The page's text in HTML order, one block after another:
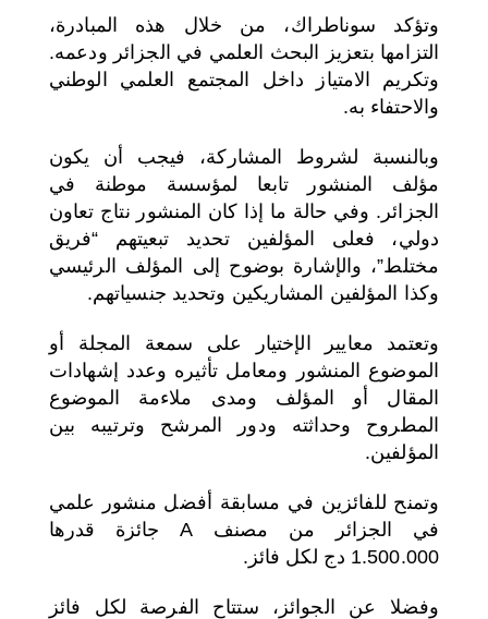
وتؤكد سوناطراك، من خلال هذه المبادرة،
التزامها بتعزيز البحث العلمي في الجزائر ودعمه.
وتكريم الامتياز داخل المجتمع العلمي الوطني
والاحتفاء به.
وبالنسبة لشروط المشاركة، فيجب أن يكون
مؤلف المنشور تابعا لمؤسسة موطنة في
الجزائر. وفي حالة ما إذا كان المنشور نتاج تعاون
دولي، فعلى المؤلفين تحديد تبعيتهم “فريق
مختلط”، والإشارة بوضوح إلى المؤلف الرئيسي
وكذا المؤلفين المشاريكين وتحديد جنسياتهم.
وتعتمد معايير الإختيار على سمعة المجلة أو
الموضوع المنشور ومعامل تأثيره وعدد إشهادات
المقال أو المؤلف ومدى ملاءمة الموضوع
المطروح وحداثته ودور المرشح وترتيبه بين
المؤلفين.
وتمنح للفائزين في مسابقة أفضل منشور علمي
في الجزائر من مصنف A جائزة قدرها
1.500.000 دج لكل فائز.
وفضلا عن الجوائز، ستتاح الفرصة لكل فائز